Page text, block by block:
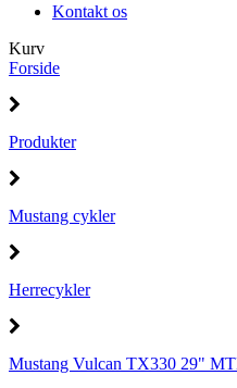
Kontakt os
Kurv
Forside
Produkter
Mustang cykler
Herrecykler
Mustang Vulcan TX330 29"